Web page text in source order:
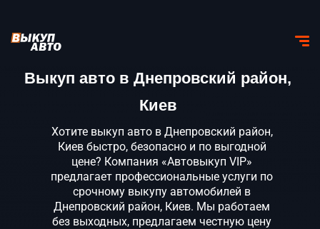
Выкуп авто в Днепровский район,
Киев
Хотите выкуп авто в Днепровский район,
Киев быстро, безопасно и по выгодной
цене? Компания «Автовыкуп VIP»
предлагает профессиональные услуги по
срочному выкупу автомобилей в
Днепровский район, Киев. Мы работаем
без выходных, предлагаем честную цену